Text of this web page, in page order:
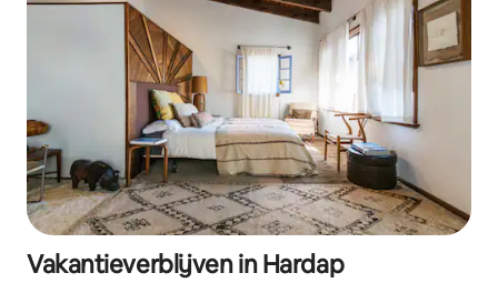
Vakantieverblijven in Hardap